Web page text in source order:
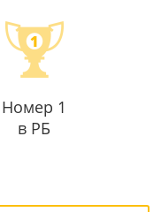
Номер 1
в РБ